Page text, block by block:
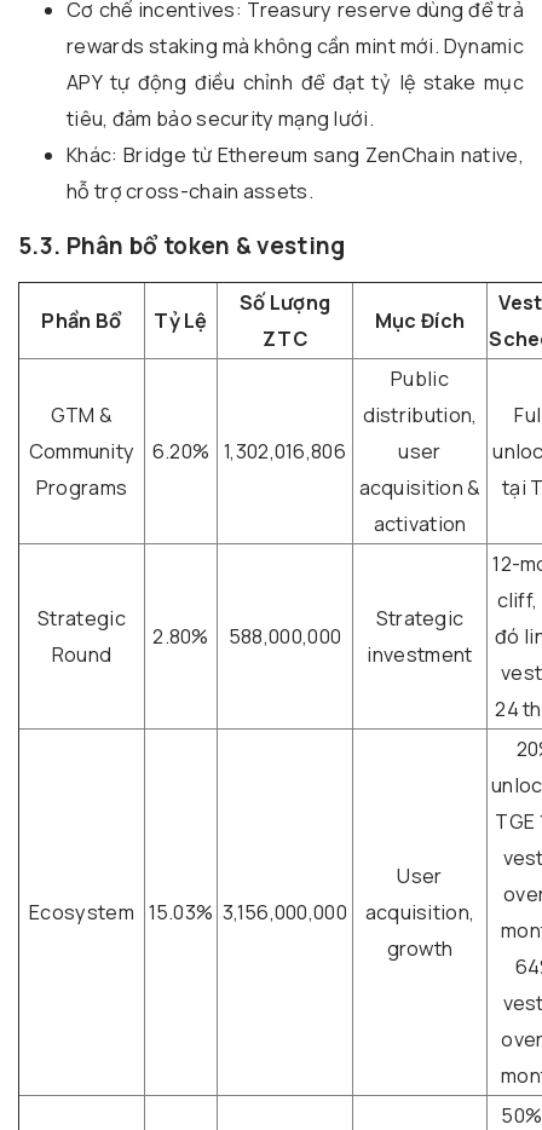
Cơ chế incentives: Treasury reserve dùng để trả
rewards staking mà không cần mint mới. Dynamic
APY tự động điều chỉnh để đạt tỷ lệ stake mục
tiêu, đảm bảo security mạng lưới.
Khác: Bridge từ Ethereum sang ZenChain native,
hỗ trợ cross-chain assets.
5.3. Phân bổ token & vesting
Phần Bổ Tỷ Lệ
Số Lượng
ZTC
Mục Đích
GTM &
Community
Programs
6.20% 1,302,016,806
Public
distribution,
user
acquisition &
activation
tại
Strategic
Round
2.80% 588,000,000
Strategic
investment
12-
cliff,
đó
24
Ecosystem 15.03% 3,156,000,000
User
acquisition,
growth
TGE